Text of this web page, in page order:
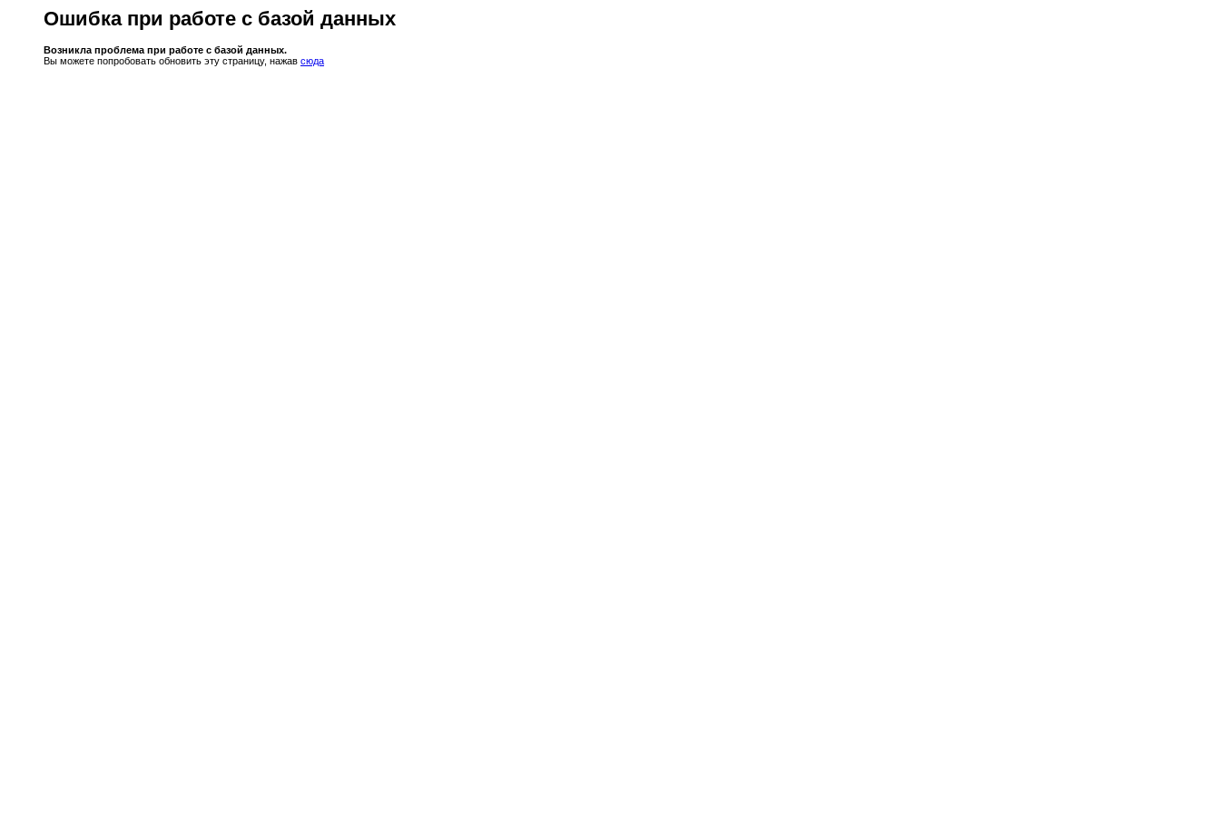
Ошибка при работе с базой данных
Возникла проблема при работе с базой данных.
Вы можете попробовать обновить эту страницу, нажав сюда